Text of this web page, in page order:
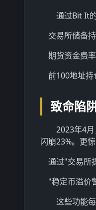
通过Bit It
交易所储备
期货资金费
前100地址
致命陷
2023年4
闪崩23%。更惊
通过"交易所
"稳定币溢价
这些功能